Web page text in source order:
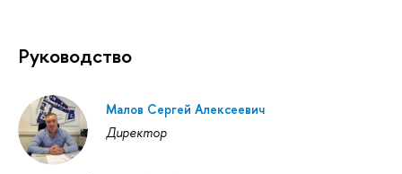
Руководство
Малов Сергей Алексеевич
Директор